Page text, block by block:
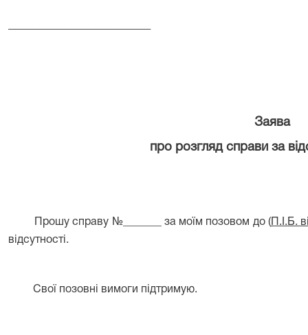
Заява
про розгляд справи за
Прошу справу №_______ за моїм позовом до ( П.І.Б.
відсутності.
Свої позовні вимоги підтримую.